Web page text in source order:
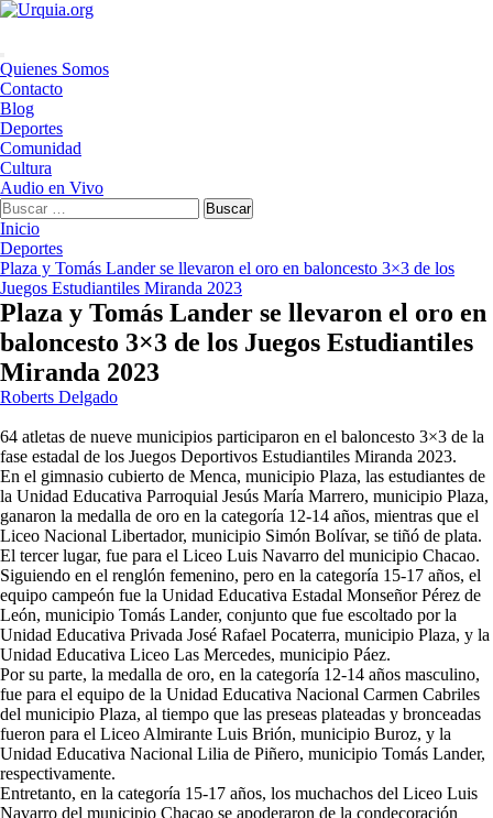
Saltar
Menú
principal
Quienes Somos
Contacto
Blog
Deportes
Comunidad
Cultura
Audio en Vivo
Buscar:
Inicio
Deportes
Plaza y Tomás Lander se llevaron el oro en baloncesto 3×3 de los
Juegos Estudiantiles Miranda 2023
Plaza y Tomás Lander se llevaron el oro en
baloncesto 3×3 de los Juegos Estudiantiles
Miranda 2023
Roberts Delgado
64 atletas de nueve municipios participaron en el baloncesto 3×3 de la
fase estadal de los Juegos Deportivos Estudiantiles Miranda 2023.
En el gimnasio cubierto de Menca, municipio Plaza, las estudiantes de
la Unidad Educativa Parroquial Jesús María Marrero, municipio Plaza,
ganaron la medalla de oro en la categoría 12-14 años, mientras que el
Liceo Nacional Libertador, municipio Simón Bolívar, se tiñó de plata.
El tercer lugar, fue para el Liceo Luis Navarro del municipio Chacao.
Siguiendo en el renglón femenino, pero en la categoría 15-17 años, el
equipo campeón fue la Unidad Educativa Estadal Monseñor Pérez de
León, municipio Tomás Lander, conjunto que fue escoltado por la
Unidad Educativa Privada José Rafael Pocaterra, municipio Plaza, y la
Unidad Educativa Liceo Las Mercedes, municipio Páez.
Por su parte, la medalla de oro, en la categoría 12-14 años masculino,
fue para el equipo de la Unidad Educativa Nacional Carmen Cabriles
del municipio Plaza, al tiempo que las preseas plateadas y bronceadas
fueron para el Liceo Almirante Luis Brión, municipio Buroz, y la
Unidad Educativa Nacional Lilia de Piñero, municipio Tomás Lander,
respectivamente.
Entretanto, en la categoría 15-17 años, los muchachos del Liceo Luis
Navarro del municipio Chacao se apoderaron de la condecoración